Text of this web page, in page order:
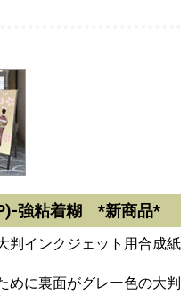
強粘着糊 *新商品*
判インクジェット用合成紙
めに裏面がグレー色の大判